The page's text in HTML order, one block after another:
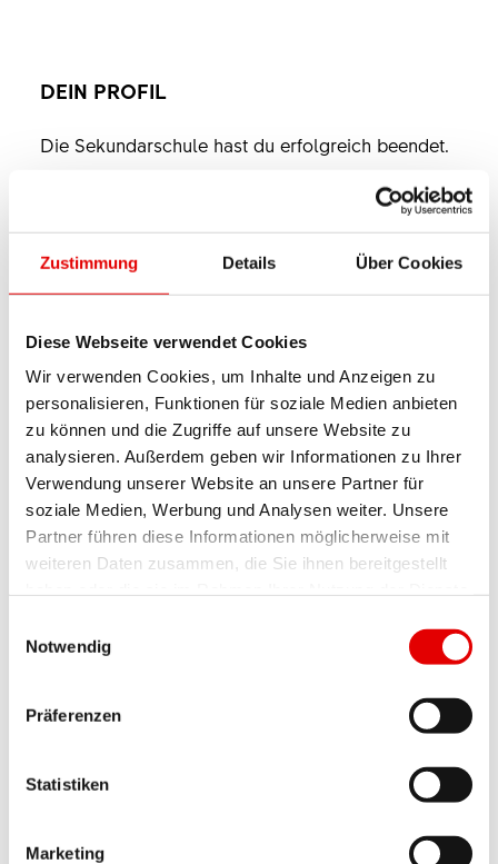
Zustimmung Details Über Cookies
Diese Webseite verwendet Cookies
Wir verwenden Cookies, um Inhalte und Anzeigen zu
personalisieren, Funktionen für soziale Medien anbieten
zu können und die Zugriffe auf unsere Website zu
analysieren. Außerdem geben wir Informationen zu Ihrer
Verwendung unserer Website an unsere Partner für
soziale Medien, Werbung und Analysen weiter. Unsere
Partner führen diese Informationen möglicherweise mit
weiteren Daten zusammen, die Sie ihnen bereitgestellt
Notwendig
Präferenzen
Statistiken
Marketing
DEIN PROFIL
Die Sekundarschule hast du erfolgreich beendet.
Lösen von komplexen Problemen? Der Umgang
motiviert mehr über die IT-Systeminfrastruktur zu
IT-Ausbildung bei der DT Swiss einen
interessanten Einstieg in die Berufswelt der
Informatiker mit Fokus Plattformentwicklung.
DEINE BEWERBUNG
Nimm deine Zukunft in die Hand und bewirb dich
für eine Lehrstelle in unserem sportlichen und
dynamischen Unternehmen. Dafür benötigen wir
bestehend aus Motivationsschreiben, Lebenslauf,
Bitte bewirb dich über unser Onlineformular.